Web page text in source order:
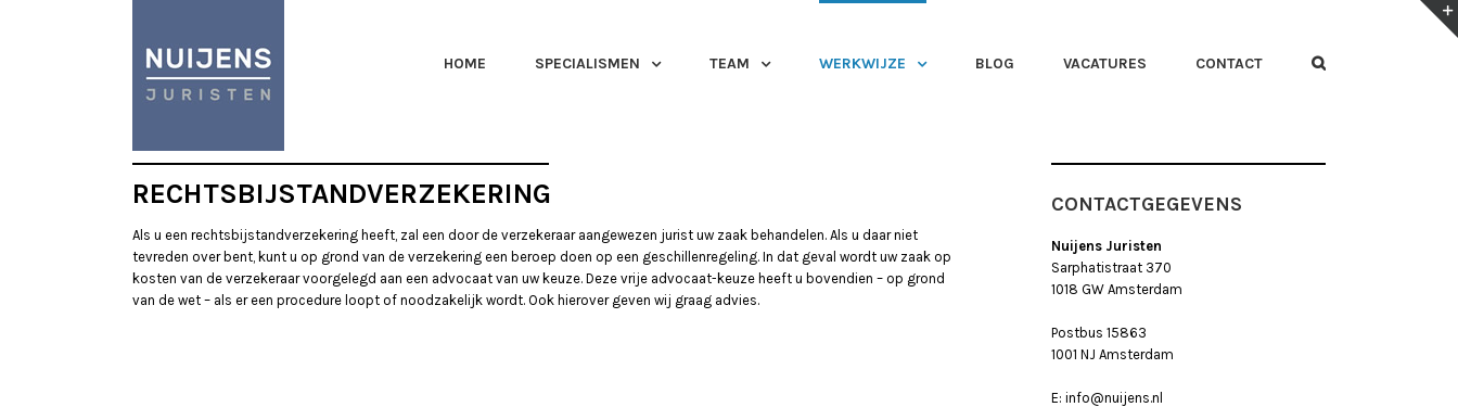
HOME SPECIALISMEN TEAM WERKWIJZE BLOG VACATURES CONTACT
RECHTSBIJSTANDVERZEKERING
Als u een rechtsbijstandverzekering heeft, zal een door de verzekeraar aangewezen jurist uw zaak behandelen. Als u daar niet
tevreden over bent, kunt u op grond van de verzekering een beroep doen op een geschillenregeling. In dat geval wordt uw zaak op
kosten van de verzekeraar voorgelegd aan een advocaat van uw keuze. Deze vrije advocaat-keuze heeft u bovendien – op grond
van de wet – als er een procedure loopt of noodzakelijk wordt. Ook hierover geven wij graag advies.
CONTACTGEGEVENS
Nuijens Juristen
Sarphatistraat 370
1018 GW Amsterdam
Postbus 15863
1001 NJ Amsterdam
E: info@nuijens.nl